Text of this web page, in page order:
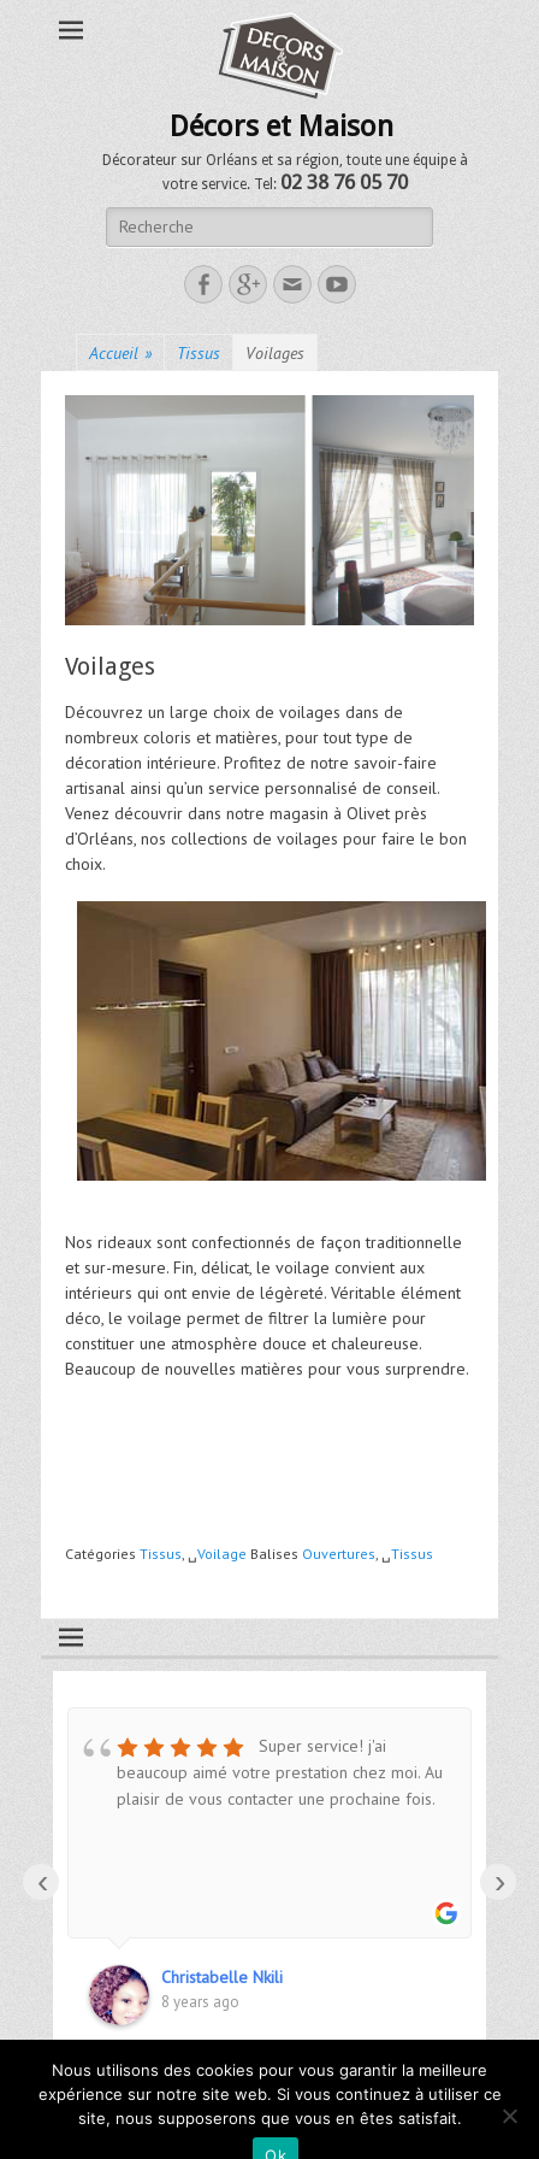
Décors et Maison
Décorateur sur Orléans et sa région, toute une équipe à
votre service. Tel: 02 38 76 05 70
Accueil » Tissus Voilages
Voilages
Découvrez un large choix de voilages dans de
nombreux coloris et matières, pour tout type de
décoration intérieure. Profitez de notre savoir-faire
artisanal ainsi qu’un service personnalisé de conseil.
Venez découvrir dans notre magasin à Olivet près
d’Orléans, nos collections de voilages pour faire le bon
choix.
Nos rideaux sont confectionnés de façon traditionnelle
et sur-mesure. Fin, délicat, le voilage convient aux
intérieurs qui ont envie de légèreté. Véritable élément
déco, le voilage permet de filtrer la lumière pour
constituer une atmosphère douce et chaleureuse.
Beaucoup de nouvelles matières pour vous surprendre.
Catégories Tissus, ␣Voilage Balises Ouvertures, ␣Tissus
Super service! j'ai
beaucoup aimé votre prestation chez moi. Au
plaisir de vous contacter une prochaine fois.
Christabelle Nkili
8 years ago
‹ ›
Décors et Maison. Tous droits réservés |
Nous utilisons des cookies pour vous garantir la meilleure
expérience sur notre site web. Si vous continuez à utiliser ce
site, nous supposerons que vous en êtes satisfait.
Ok